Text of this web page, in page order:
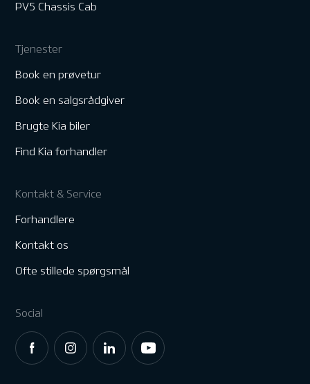
PV5 Chassis Cab
Tjenester
Book en prøvetur
Book en salgsrådgiver
Brugte Kia biler
Find Kia forhandler
Kontakt & Service
Forhandlere
Kontakt os
Ofte stillede spørgsmål
Social